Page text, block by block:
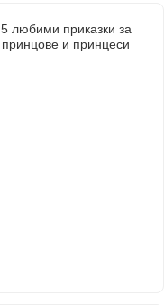
5 любими приказки за
принцове и принцеси